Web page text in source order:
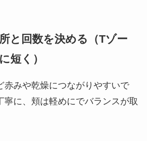
と回数を決める（Tゾー
短く）
赤みや乾燥につながりやすいで
寧に、頬は軽めにでバランスが取